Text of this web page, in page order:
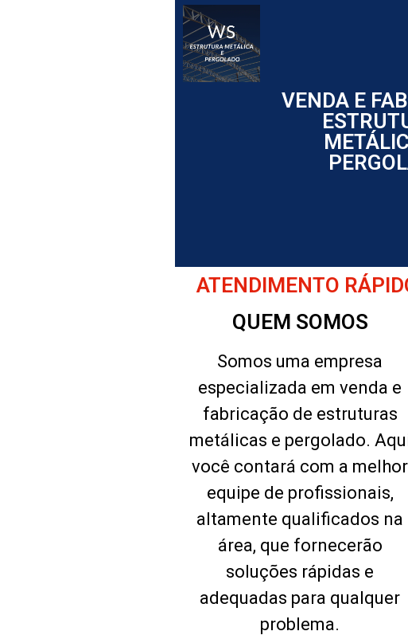
VENDA E
ATENDIMENTO
QUEM SOMOS
Somos uma empresa
especializada em venda e
fabricação de estruturas
metálicas e pergolado.
você contará com a melhor
equipe de profissionais,
altamente qualificados na
área, que fornecerão
soluções rápidas e
adequadas para qualquer
problema.